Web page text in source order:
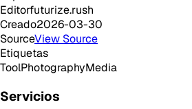
Editorfuturize.rush
Creado2026-03-30
SourceView Source
Etiquetas
ToolPhotographyMedia
Servicios